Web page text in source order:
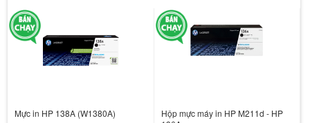
Mực in HP 138A (W1380A)
Hộp mực máy in HP M211d - HP